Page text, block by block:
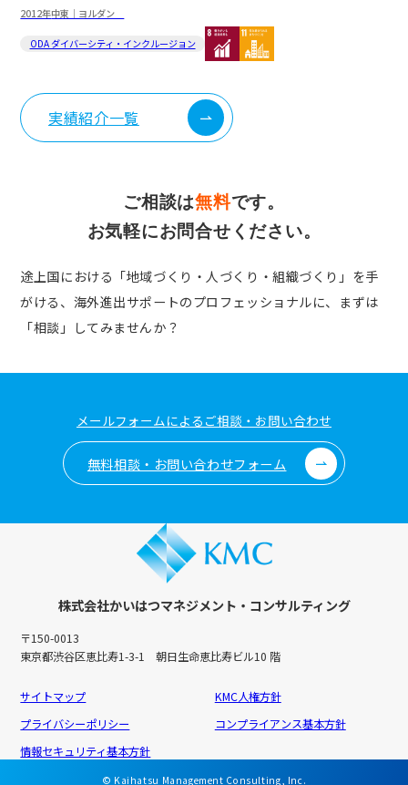
2012年中東｜ヨルダン
ODA ダイバーシティ・インクルージョン
実績紹介一覧
ご相談は無料です。
お気軽にお問合せください。
途上国における「地域づくり・人づくり・組織づくり」を手
がける、 海外進出サポートのプロフェッショナルに、まずは
「相談」してみませんか？
メールフォームによるご相談・お問い合わせ
無料相談・お問い合わせフォーム
株式会社かいはつマネジメント・コンサルティング
〒150-0013
東京都渋谷区恵比寿1-3-1 朝日生命恵比寿ビル10 階
サイトマップ
KMC人権方針
プライバシーポリシー
コンプライアンス基本方針
情報セキュリティ基本方針
© Kaihatsu Management Consulting, Inc.